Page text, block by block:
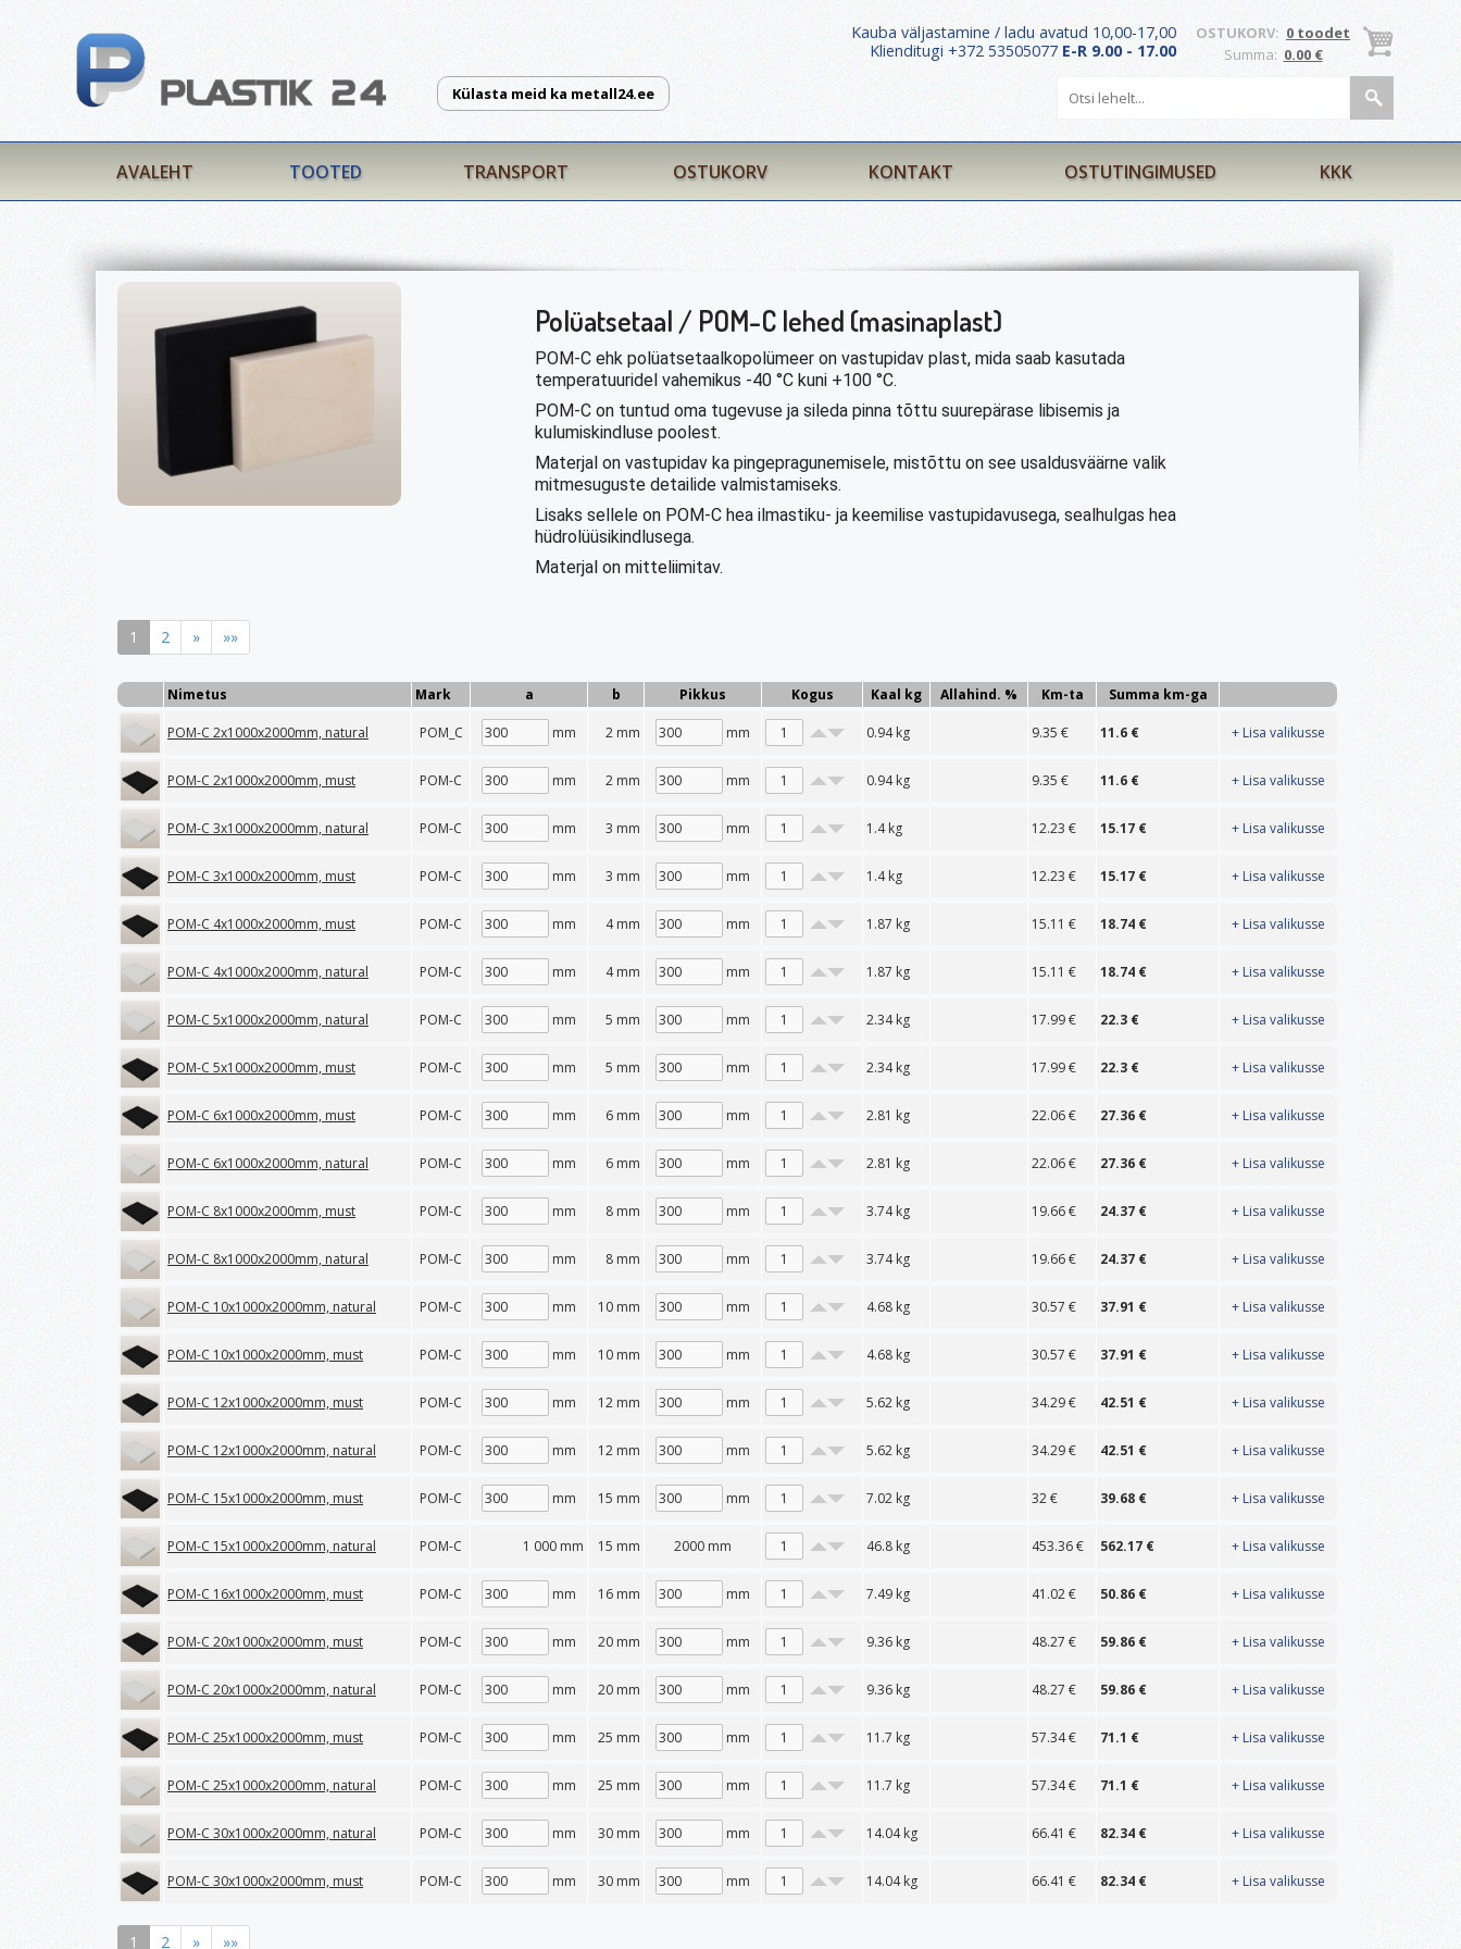
Külasta meid ka metall24.ee
Kauba väljastamine / ladu avatud 10,00-17,00
Klienditugi +372 53505077 E-R 9.00 - 17.00
OSTUKORV: 0 toodet
Summa: 0.00 €
AVALEHT TOOTED TRANSPORT OSTUKORV KONTAKT OSTUTINGIMUSED KKK
Polüatsetaal / POM-C lehed (masinaplast)
POM-C ehk polüatsetaalkopolümeer on vastupidav plast, mida saab kasutada
temperatuuridel vahemikus -40 °C kuni +100 °C.
POM-C on tuntud oma tugevuse ja sileda pinna tõttu suurepärase libisemis ja
kulumiskindluse poolest.
Materjal on vastupidav ka pingepragunemisele, mistõttu on see usaldusväärne valik
mitmesuguste detailide valmistamiseks.
Lisaks sellele on POM-C hea ilmastiku- ja keemilise vastupidavusega, sealhulgas hea
hüdrolüüsikindlusega.
Materjal on mitteliimitav.
1 2 » »»
Nimetus Mark a b Pikkus Kogus Kaal kg Allahind. % Km-ta Summa km-ga
POM-C 2x1000x2000mm, natural POM_C mm 2 mm mm 0.94kg 9.35 € 11.6 € + Lisa valikusse
POM-C 2x1000x2000mm, must POM-C mm 2 mm mm 0.94kg 9.35 € 11.6 € + Lisa valikusse
POM-C 3x1000x2000mm, natural POM-C mm 3 mm mm 1.4kg 12.23 € 15.17 € + Lisa valikusse
POM-C 3x1000x2000mm, must POM-C mm 3 mm mm 1.4kg 12.23 € 15.17 € + Lisa valikusse
POM-C 4x1000x2000mm, must POM-C mm 4 mm mm 1.87 kg 15.11 € 18.74 € + Lisa valikusse
POM-C 4x1000x2000mm, natural POM-C mm 4 mm mm 1.87 kg 15.11 € 18.74 € + Lisa valikusse
POM-C 5x1000x2000mm, natural POM-C mm 5 mm mm 2.34kg 17.99€ 22.3 € + Lisa valikusse
POM-C 5x1000x2000mm, must POM-C mm 5 mm mm 2.34kg 17.99€ 22.3 € + Lisa valikusse
POM-C 6x1000x2000mm, must POM-C mm 6 mm mm 2.81 kg 22.06€ 27.36 € + Lisa valikusse
POM-C 6x1000x2000mm, natural POM-C mm 6 mm mm 2.81 kg 22.06€ 27.36 € + Lisa valikusse
POM-C 8x1000x2000mm, must POM-C mm 8 mm mm 3.74kg 19.66€ 24.37 € + Lisa valikusse
POM-C 8x1000x2000mm, natural POM-C mm 8 mm mm 3.74kg 19.66€ 24.37 € + Lisa valikusse
POM-C 10x1000x2000mm, natural POM-C mm 10 mm mm 4.68 kg 30.57 € 37.91 € + Lisa valikusse
POM-C 10x1000x2000mm, must POM-C mm 10 mm mm 4.68 kg 30.57 € 37.91 € + Lisa valikusse
POM-C 12x1000x2000mm, must POM-C mm 12 mm mm 5.62 kg 34.29€ 42.51 € + Lisa valikusse
POM-C 12x1000x2000mm, natural POM-C mm 12 mm mm 5.62 kg 34.29€ 42.51 € + Lisa valikusse
POM-C 15x1000x2000mm, must POM-C mm 15 mm mm 7.02 kg 32€ 39.68 € + Lisa valikusse
POM-C 15x1000x2000mm, natural POM-C 1 000 mm 15 mm 2000 mm 46.8 kg 453.36€ 562.17 € + Lisa valikusse
POM-C 16x1000x2000mm, must POM-C mm 16 mm mm 7.49 kg 41.02€ 50.86 € + Lisa valikusse
POM-C 20x1000x2000mm, must POM-C mm 20 mm mm 9.36 kg 48.27 € 59.86 € + Lisa valikusse
POM-C 20x1000x2000mm, natural POM-C mm 20 mm mm 9.36 kg 48.27 € 59.86 € + Lisa valikusse
POM-C 25x1000x2000mm, must POM-C mm 25 mm mm 11.7 kg 57.34€ 71.1 € + Lisa valikusse
POM-C 25x1000x2000mm, natural POM-C mm 25 mm mm 11.7 kg 57.34€ 71.1 € + Lisa valikusse
POM-C 30x1000x2000mm, natural POM-C mm 30 mm mm 14.04kg 66.41 € 82.34 € + Lisa valikusse
POM-C 30x1000x2000mm, must POM-C mm 30 mm mm 14.04kg 66.41 € 82.34 € + Lisa valikusse
1 2 » »»